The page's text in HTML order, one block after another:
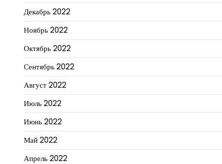
Декабрь 2022
Ноябрь 2022
Октябрь 2022
Сентябрь 2022
Август 2022
Июль 2022
Июнь 2022
Май 2022
Апрель 2022